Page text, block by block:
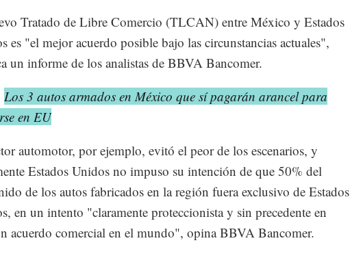
Tratado de Libre Comercio (TLCAN) entre México y Estados
es "el mejor acuerdo posible bajo las circunstancias actuales",
un informe de los analistas de BBVA Bancomer.
Los 3 autos armados en México que sí pagarán arancel para
en EU
automotor, por ejemplo, evitó el peor de los escenarios, y
Estados Unidos no impuso su intención de que 50% del
de los autos fabricados en la región fuera exclusivo de Estados
en un intento "claramente proteccionista y sin precedente en
acuerdo comercial en el mundo", opina BBVA Bancomer.